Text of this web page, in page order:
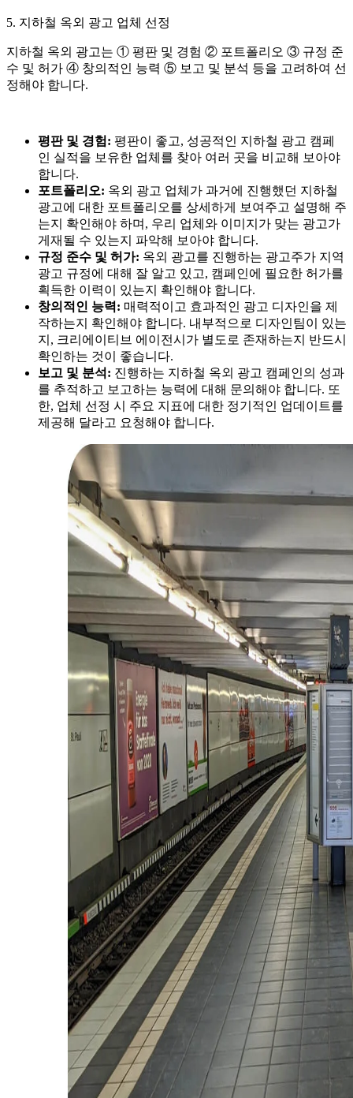
5. 지하철 옥외 광고 업체 선정
지하철 옥외 광고는 ① 평판 및 경험 ② 포트폴리오 ③ 규정 준
수 및 허가 ④ 창의적인 능력 ⑤ 보고 및 분석 등을 고려하여 선
정해야 합니다.
평판 및 경험: 평판이 좋고, 성공적인 지하철 광고 캠페
인 실적을 보유한 업체를 찾아 여러 곳을 비교해 보아야
합니다.
포트폴리오: 옥외 광고 업체가 과거에 진행했던 지하철
광고에 대한 포트폴리오를 상세하게 보여주고 설명해 주
는지 확인해야 하며, 우리 업체와 이미지가 맞는 광고가
게재될 수 있는지 파악해 보아야 합니다.
규정 준수 및 허가: 옥외 광고를 진행하는 광고주가 지역
광고 규정에 대해 잘 알고 있고, 캠페인에 필요한 허가를
획득한 이력이 있는지 확인해야 합니다.
창의적인 능력: 매력적이고 효과적인 광고 디자인을 제
작하는지 확인해야 합니다. 내부적으로 디자인팀이 있는
지, 크리에이티브 에이전시가 별도로 존재하는지 반드시
확인하는 것이 좋습니다.
보고 및 분석: 진행하는 지하철 옥외 광고 캠페인의 성과
를 추적하고 보고하는 능력에 대해 문의해야 합니다. 또
한, 업체 선정 시 주요 지표에 대한 정기적인 업데이트를
제공해 달라고 요청해야 합니다.